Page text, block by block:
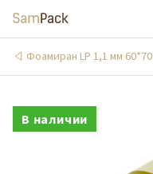
Фоамиран LP 1,1 мм 60*70
В наличии